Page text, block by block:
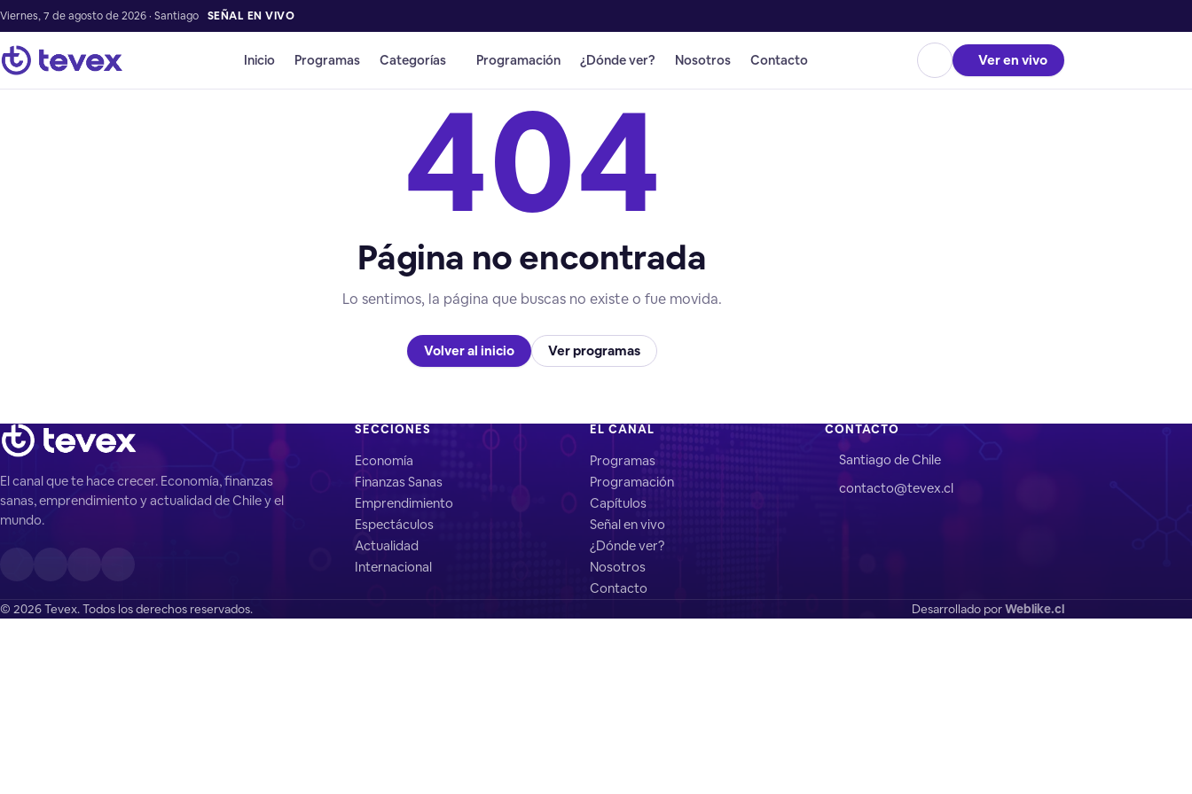
Viernes, 7 de agosto de 2026 · Santiago SEÑAL EN VIVO
Inicio Programas Categorías Programación ¿Dónde ver? Nosotros Contacto Ver en vivo
404
Página no encontrada
Lo sentimos, la página que buscas no existe o fue movida.
Volver al inicio Ver programas
El canal que te hace crecer. Economía, finanzas
sanas, emprendimiento y actualidad de Chile y el
mundo.
SECCIONES
Economía
Finanzas Sanas
Emprendimiento
Espectáculos
Actualidad
Internacional
EL CANAL
Programas
Programación
Capítulos
Señal en vivo
¿Dónde ver?
Nosotros
Contacto
CONTACTO
Santiago de Chile
contacto@tevex.cl
© 2026 Tevex. Todos los derechos reservados. Desarrollado porWeblike.cl